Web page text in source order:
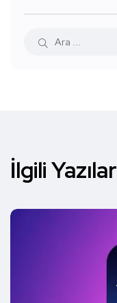
İlgili Yazılar